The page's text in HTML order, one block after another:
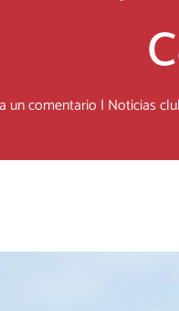
un comentario | Noticias